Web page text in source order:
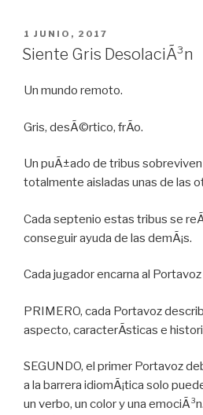
PUBLICADO
EN
1 JUNIO, 2017
Siente Gris DesolaciÃ³n
Un mundo remoto.
Gris, desÃ©rtico, frÃ­o.
Un puÃ±ado de tribus
totalmente aisladas unas de las
Cada septenio estas tribus se
conseguir ayuda de las demÃ¡s.
Cada jugador encarna al
PRIMERO, cada Portavoz
aspecto, caracterÃ­sticas e
SEGUNDO, el primer Portavoz
a la barrera idiomÃ¡tica solo
un verbo, un color y una